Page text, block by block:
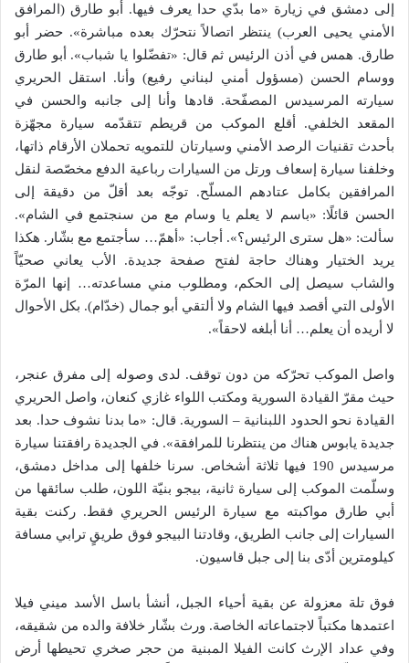
إلى دمشق في زيارة «ما بدّي حدا يعرف فيها. أبو طارق (المرافق
الأمني يحيى العرب) ينتظر اتصالاً نتحرّك بعده مباشرة». حضر أبو
طارق. همس في أذن الرئيس ثم قال: «تفضّلوا يا شباب». أبو طارق
ووسام الحسن (مسؤول أمني لبناني رفيع) وأنا. استقل الحريري
سيارته المرسيدس المصفّحة. قادها وأنا إلى جانبه والحسن في
المقعد الخلفي. أقلع الموكب من قريطم تتقدّمه سيارة مجهّزة
بأحدث تقنيات الرصد الأمني وسيارتان للتمويه تحملان الأرقام ذاتها،
وخلفنا سيارة إسعاف ورتل من السيارات رباعية الدفع مخصّصة لنقل
المرافقين بكامل عتادهم المسلّح. توجّه بعد أقلّ من دقيقة إلى
الحسن قائلًا: «باسم لا يعلم يا وسام مع من سنجتمع في الشام».
سألت: «هل سترى الرئيس؟». أجاب: «أهمّ… سأجتمع مع بشّار. هكذا
يريد الختيار وهناك حاجة لفتح صفحة جديدة. الأب يعاني صحيّاً
والشاب سيصل إلى الحكم، ومطلوب مني مساعدته… إنها المرّة
الأولى التي أقصد فيها الشام ولا ألتقي أبو جمال (خدّام). بكل الأحوال
لا أريده أن يعلم… أنا أبلغه لاحقاً».
واصل الموكب تحرّكه من دون توقف. لدى وصوله إلى مفرق عنجر،
حيث مقرّ القيادة السورية ومكتب اللواء غازي كنعان، واصل الحريري
القيادة نحو الحدود اللبنانية – السورية. قال: «ما بدنا نشوف حدا. بعد
جديدة يابوس هناك من ينتظرنا للمرافقة». في الجديدة رافقتنا سيارة
مرسيدس 190 فيها ثلاثة أشخاص. سرنا خلفها إلى مداخل دمشق،
وسلّمت الموكب إلى سيارة ثانية، بيجو بنيّة اللون، طلب سائقها من
أبي طارق مواكبته مع سيارة الرئيس الحريري فقط. ركنت بقية
السيارات إلى جانب الطريق، وقادتنا البيجو فوق طريقٍ ترابي مسافة
كيلومترين أدّى بنا إلى جبل قاسيون.
فوق تلة معزولة عن بقية أحياء الجبل، أنشأ باسل الأسد ميني فيلا
اعتمدها مكتباً لاجتماعاته الخاصة. ورث بشّار خلافة والده من شقيقه،
وفي عداد الإرث كانت الفيلا المبنية من حجر صخري تحيطها أرض